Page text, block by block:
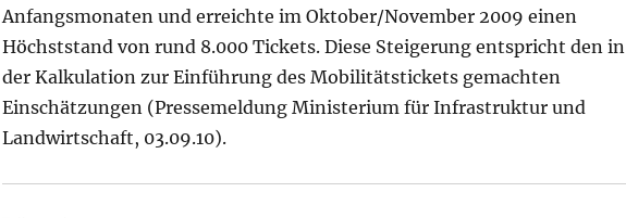
Anfangsmonaten und erreichte im Oktober/November 2009 einen
Höchststand von rund 8.000 Tickets. Diese Steigerung entspricht den in
der Kalkulation zur Einführung des Mobilitätstickets gemachten
Einschätzungen (Pressemeldung Ministerium für Infrastruktur und
Landwirtschaft, 03.09.10).